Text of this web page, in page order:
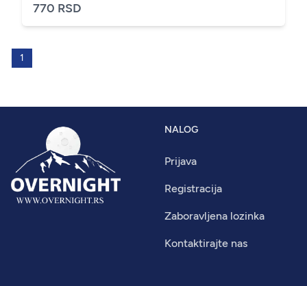
770 RSD
1
NALOG
Prijava
Registracija
Zaboravljena lozinka
Kontaktirajte nas